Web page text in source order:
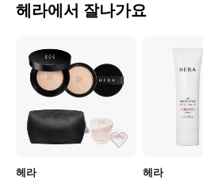
헤라에서 잘나가요
헤라 헤라